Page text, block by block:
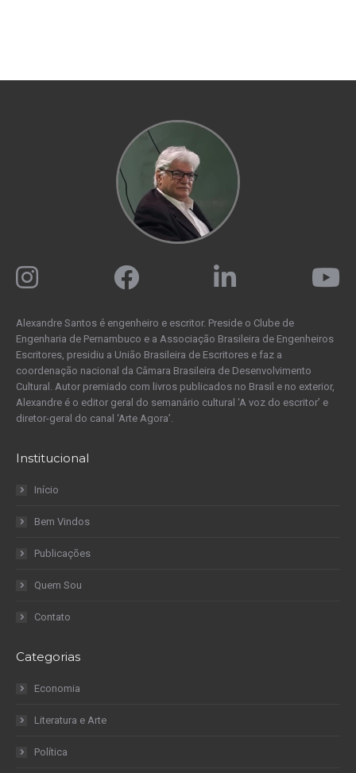
Alexandre Santos é engenheiro e escritor. Preside o Clube de
Engenharia de Pernambuco e a Associação Brasileira de Engenheiros
Escritores, presidiu a União Brasileira de Escritores e faz a
coordenação nacional da Câmara Brasileira de Desenvolvimento
Cultural. Autor premiado com livros publicados no Brasil e no exterior,
Alexandre é o editor geral do semanário cultural ‘A voz do escritor’ e
diretor-geral do canal ‘Arte Agora’.
Institucional
Início
Bem Vindos
Publicações
Quem Sou
Contato
Categorias
Economia
Literatura e Arte
Política